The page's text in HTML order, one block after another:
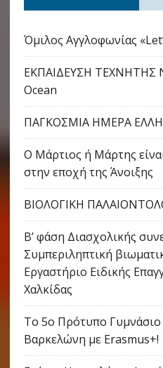
Όμιλος Αγγλοφωνίας
ΕΚΠΑΙΔΕΥΣΗ
Ocean
ΠΑΓΚΟΣΜΙΑ ΗΜΕΡΑ
Ο Μάρτιος ή Μάρτης
στην εποχή της Άνοιξης
ΒΙΟΛΟΓΙΚΗ
Β’ φάση Διασχολικής
Συμπεριληπτική
Εργαστήριο Ειδικής
Χαλκίδας
Το 5ο Πρότυπο Γυμνάσιο
Βαρκελώνη με Erasmus+!